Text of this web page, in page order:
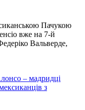
Пачукою
вже на 7-й
Вальверде,
– мадридці
з